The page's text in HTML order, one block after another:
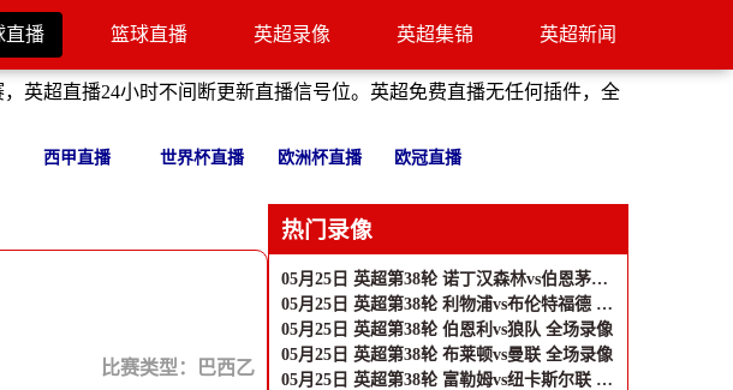
直播 篮球直播 英超录像 英超集锦 英超新闻
英超直播24小时不间断更新直播信号位。英超免费直播无任何插件，全
西甲直播 世界杯直播 欧洲杯直播 欧冠直播
比赛类型： 巴西乙
热门录像
05月25日 英超第38轮 诺丁汉森林vs伯恩茅斯 全场录像
05月25日 英超第38轮 利物浦vs布伦特福德 全场录像
05月25日 英超第38轮 伯恩利vs狼队 全场录像
05月25日 英超第38轮 布莱顿vs曼联 全场录像
05月25日 英超第38轮 富勒姆vs纽卡斯尔联 全场录像